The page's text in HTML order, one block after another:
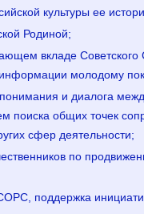
культуры ее
Родиной;
вкладе Советского
молодому
и диалога
общих точек
сфер деятельности;
по
поддержка